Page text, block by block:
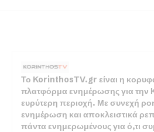
Το KorinthosTV.gr είναι η
πλατφόρμα ενημέρωσης για την
ευρύτερη περιοχή. Με συνεχή
ενημέρωση και αποκλειστικά
πάντα ενημερωμένους για ό,τι